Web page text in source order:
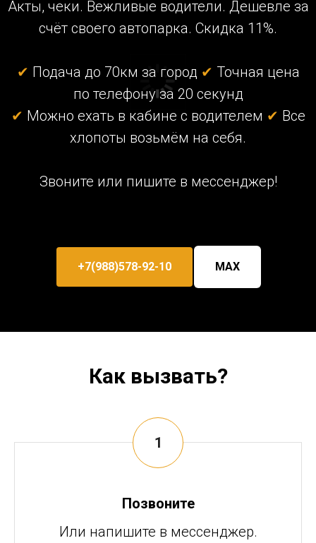
Акты, чеки. Вежливые водители. Дешевле за
счёт своего автопарка. Скидка 11%.
✔ Подача до 70км за город ✔ Точная цена
по телефону за 20 секунд
✔ Можно ехать в кабине с водителем ✔ Все
хлопоты возьмём на себя.
Звоните или пишите в мессенджер!
+7(988)578-92-10 MAX
Как вызвать?
Позвоните
Или напишите в мессенджер.